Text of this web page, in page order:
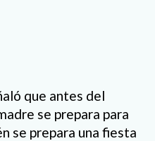
que antes del
se prepara para
se prepara una fiesta